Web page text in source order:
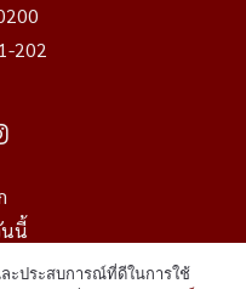
202
นนี้
หลัง
ะประสบการณ์ที่ดีในการใช้